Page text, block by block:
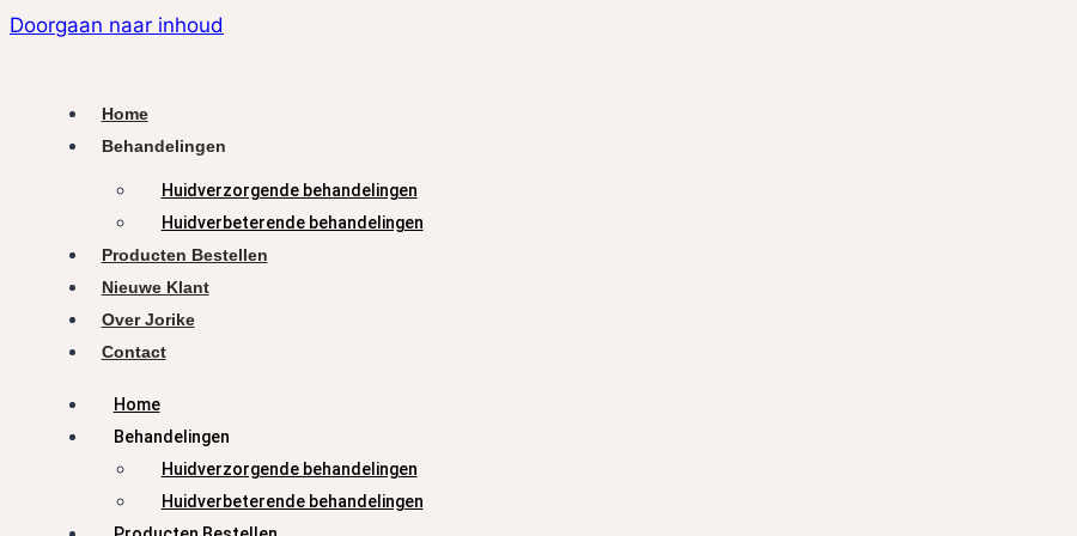
Doorgaan naar inhoud
Home
Behandelingen
Huidverzorgende behandelingen
Huidverbeterende behandelingen
Producten Bestellen
Nieuwe Klant
Over Jorike
Contact
Home
Behandelingen
Huidverzorgende behandelingen
Huidverbeterende behandelingen